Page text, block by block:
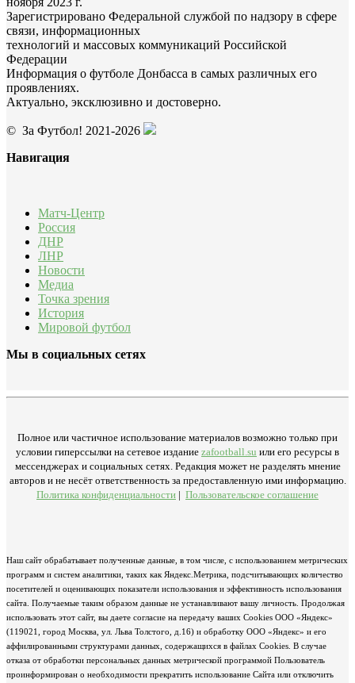
Зарегистрировано Федеральной службой по надзору в сфере
связи, информационных
технологий и массовых коммуникаций Российской
Федерации
Информация о футболе Донбасса в самых различных его
проявлениях.
Актуально, эксклюзивно и достоверно.
© За Футбол! 2021-2026
Навигация
Матч-Центр
Россия
ДНР
ЛНР
Новости
Медиа
Точка зрения
История
Мировой футбол
Мы в социальных сетях
Полное или частичное использование материалов возможно только при
условии гиперссылки на сетевое издание zafootball.su или его ресурсы в
мессенджерах и социальных сетях. Редакция может не разделять мнение
авторов и не несёт ответственность за предоставленную ими информацию.
Политика конфиденциальности | Пользовательское соглашение
Наш сайт обрабатывает полученные данные, в том числе, с использованием метрических
программ и систем аналитики, таких как Яндекс.Метрика, подсчитывающих количество
посетителей и оценивающих показатели использования и эффективность использования
сайта. Получаемые таким образом данные не устанавливают вашу личность. Продолжая
использовать этот сайт, вы даете согласие на передачу ваших Cookies ООО «Яндекс»
(119021, город Москва, ул. Льва Толстого, д.16) и обработку ООО «Яндекс» и его
аффилированными структурами данных, содержащихся в файлах Cookies. В случае
отказа от обработки персональных данных метрической программой Пользователь
проинформирован о необходимости прекратить использование Сайта или отключить